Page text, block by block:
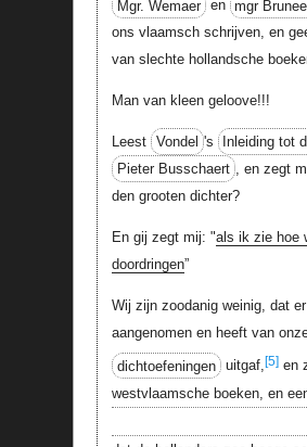
Mgr. Wemaer en mgr
ons vlaamsch schrijven, en
van slechte hollandsche
Man van kleen geloove!!!
Leest Vondel 's Inleiding tot
Pieter Busschaert , en zegt
den grooten dichter?
En gij zegt mij: "als ik zie hoe
doordringen”
Wij zijn zoodanig weinig, dat
aangenomen en heeft van
dichtoefeningen uitgaf,[5]en
westvlaamsche boeken, en